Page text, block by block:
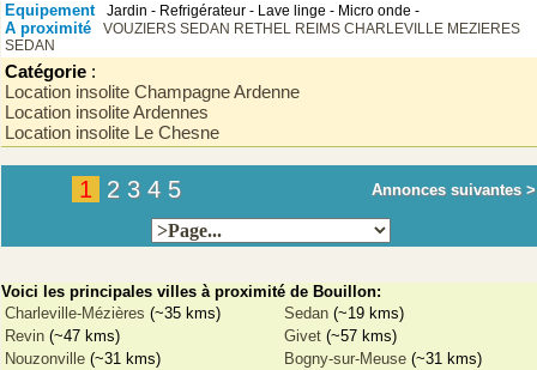
Equipement Jardin - Refrigérateur - Lave linge - Micro onde -
A proximité VOUZIERS SEDAN RETHEL REIMS CHARLEVILLE MEZIERES
SEDAN
Catégorie :
Location insolite Champagne Ardenne
Location insolite Ardennes
Location insolite Le Chesne
1 2 3 4 5 Annonces suivantes >
Voici les principales villes à proximité de Bouillon:
Charleville-Mézières (~35 kms) Sedan (~19 kms)
Revin (~47 kms) Givet (~57 kms)
Nouzonville (~31 kms) Bogny-sur-Meuse (~31 kms)